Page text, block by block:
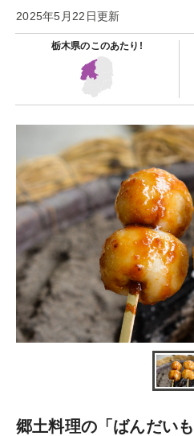
2025年5月22日更新
栃木県のこのあたり!
郷土料理の「ばんだい